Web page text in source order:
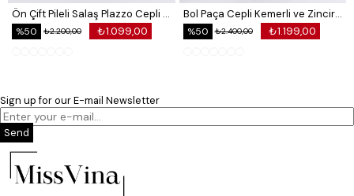
Ürün Beden Ölçü Bilgileri:
38/M Beden Göğüs: 90/97 Bel:74/81 Basen:98/105
40/L Beden Göğüs: 97/104 Bel:81/88 Basen:105/112
42/XL Beden Göğüs: 104/114 Bel:88/98 Basen:112/120
Ön Çift Pileli Salaş Plazzo Cepli Pantolon
₺1.099,00
₺2.200,00
%50
Bol Paça Cepli Kemerli ve Zincir Detaylı Atlas Kumaş Pantolon
₺1.199,00
₺2.400,00
%50
Sign up for our E-mail Newsletter
Send